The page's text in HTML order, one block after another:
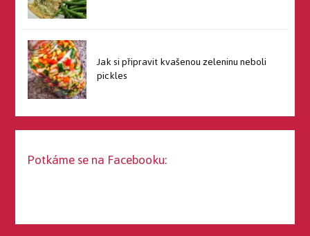
Jak si připravit kvašenou zeleninu neboli
pickles
Potkáme se na Facebooku: